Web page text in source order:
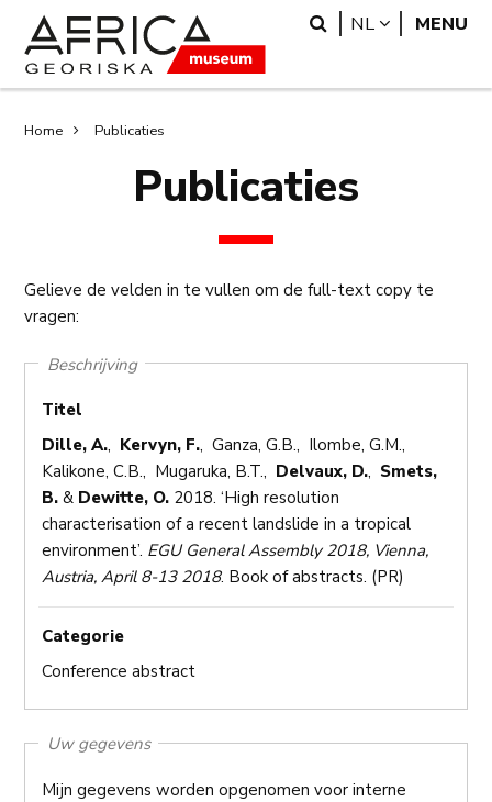
Overslaan
naar
de
search
Search
NL LANGUAGE
MENU
Kruimelpad
Home Publicaties
Publicaties
Gelieve de velden in te vullen om de full-text copy te
vragen:
Beschrijving
Titel
Dille, A., Kervyn, F., Ganza, G.B., Ilombe, G.M.,
Kalikone, C.B., Mugaruka, B.T., Delvaux, D., Smets,
B. & Dewitte, O. 2018. ‘High resolution
characterisation of a recent landslide in a tropical
environment’. EGU General Assembly 2018, Vienna,
Austria, April 8-13 2018. Book of abstracts. (PR)
Categorie
Conference abstract
Uw gegevens
Mijn gegevens worden opgenomen voor interne